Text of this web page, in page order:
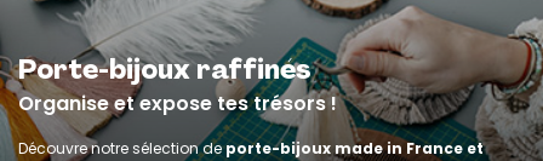
Porte-bijoux raffinés
Organise et expose tes trésors !
Découvre notre sélection deporte-bijoux made in France et